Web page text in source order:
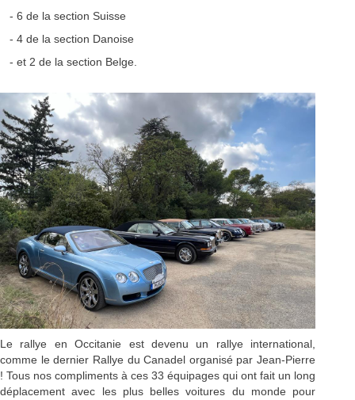
- 6 de la section Suisse
- 4 de la section Danoise
- et 2 de la section Belge.
Le rallye en Occitanie est devenu un rallye international,
comme le dernier Rallye du Canadel organisé par Jean-Pierre
! Tous nos compliments à ces 33 équipages qui ont fait un long
déplacement avec les plus belles voitures du monde pour